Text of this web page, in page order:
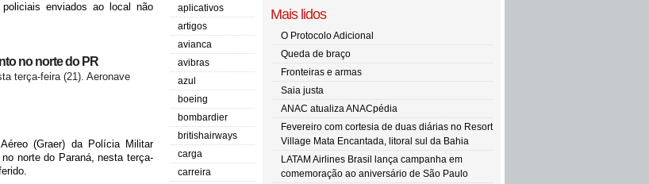
enviados ao local não
no norte do PR
terça-feira (21). Aeronave
(Graer) da Polícia Militar
norte do Paraná, nesta terça-
aplicativos
artigos
avianca
avibras
azul
boeing
bombardier
britishairways
carga
carreira
Mais lidos
O Protocolo Adicional
Queda de braço
Fronteiras e armas
Saia justa
ANAC atualiza ANACpédia
Fevereiro com cortesia de duas diárias no Resort
Village Mata Encantada, litoral sul da Bahia
LATAM Airlines Brasil lança campanha em
comemoração ao aniversário de São Paulo